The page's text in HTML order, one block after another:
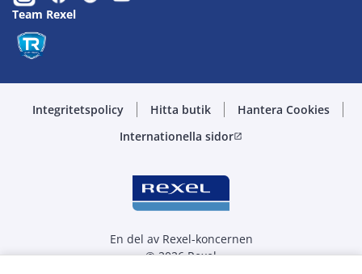
Team Rexel
Integritetspolicy Hitta butik
Hantera Cookies
Internationella sidoropen_in_new
En del av Rexel-koncernen
© 2026 Rexel